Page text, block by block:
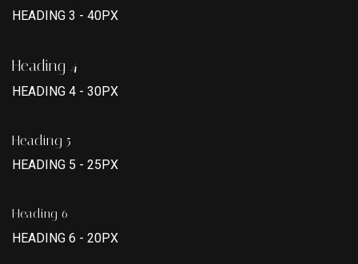
HEADING 3 - 40PX
Heading 4
HEADING 4 - 30PX
Heading 5
HEADING 5 - 25PX
Heading 6
HEADING 6 - 20PX